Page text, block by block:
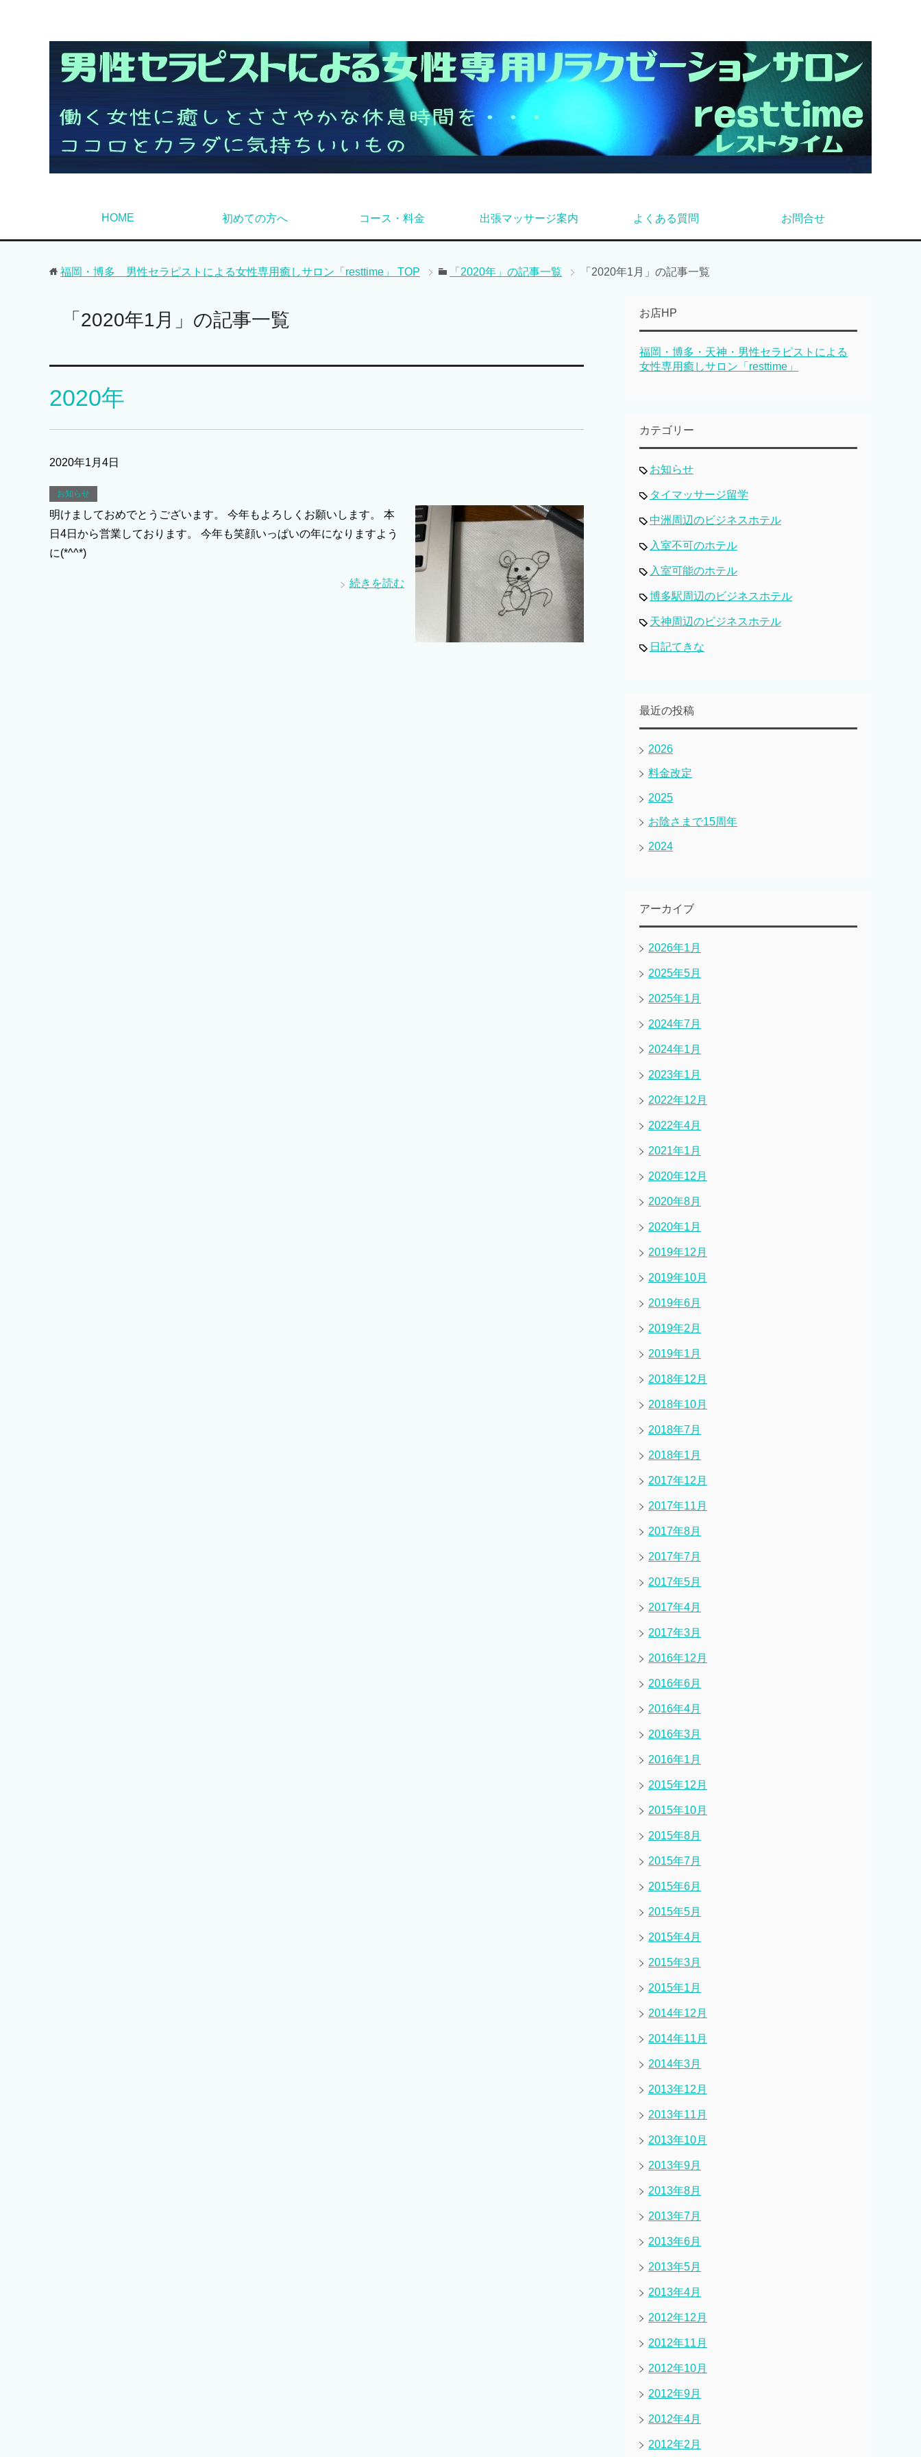
HOME 初めての方へ コース・料金 出張マッサージ案内 よくある質問 お問合せ
福岡・博多 男性セラピストによる女性専用癒しサロン「resttime」 TOP 「2020年」の記事一覧 「2020年1月」の記事一覧
「2020年1月」の記事一覧
2020年
2020年1月4日
お知らせ
明けましておめでとうございます。 今年もよろしくお願いします。 本
日4日から営業しております。 今年も笑顔いっぱいの年になりますよう
に(*^^*)
続きを読む
お店HP
福岡・博多・天神・男性セラピストによる
女性専用癒しサロン「resttime」
カテゴリー
お知らせ
タイマッサージ留学
中洲周辺のビジネスホテル
入室不可のホテル
入室可能のホテル
博多駅周辺のビジネスホテル
天神周辺のビジネスホテル
日記てきな
最近の投稿
2026
料金改定
2025
お陰さまで15周年
2024
アーカイブ
2026年1月
2025年5月
2025年1月
2024年7月
2024年1月
2023年1月
2022年12月
2022年4月
2021年1月
2020年12月
2020年8月
2020年1月
2019年12月
2019年10月
2019年6月
2019年2月
2019年1月
2018年12月
2018年10月
2018年7月
2018年1月
2017年12月
2017年11月
2017年8月
2017年7月
2017年5月
2017年4月
2017年3月
2016年12月
2016年6月
2016年4月
2016年3月
2016年1月
2015年12月
2015年10月
2015年8月
2015年7月
2015年6月
2015年5月
2015年4月
2015年3月
2015年1月
2014年12月
2014年11月
2014年3月
2013年12月
2013年11月
2013年10月
2013年9月
2013年8月
2013年7月
2013年6月
2013年5月
2013年4月
2012年12月
2012年11月
2012年10月
2012年9月
2012年4月
2012年2月